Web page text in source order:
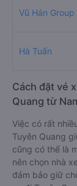
Vũ Hán Group
Hà Tuấn
Cách đặt vé
Quang từ
Việc có rất
Tuyên Quang
cũng có thể là
nên chọn nhà
đảm bảo giữ